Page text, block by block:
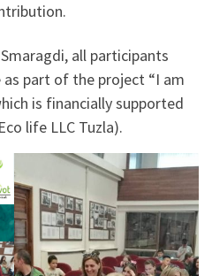
all participants
part of the project “I am
is financially supported
life LLC Tuzla).